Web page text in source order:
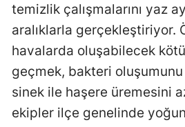
temizlik çalışmalarını yaz
aralıklarla gerçekleştiriyor.
havalarda oluşabilecek
geçmek, bakteri
sinek ile haşere üremesini
ekipler ilçe genelinde